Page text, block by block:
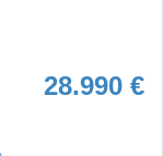
28.990 €